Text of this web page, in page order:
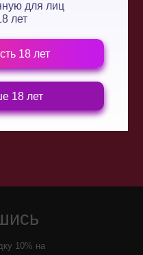
для лиц
лет
18 лет
18 лет
обмена и возврата
10% на